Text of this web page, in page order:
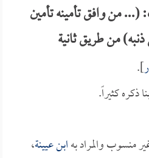
من وافق تأمينه تأمين
من طريق ثانية
].
ذكره كثيراً.
منسوب والمراد بهابن عيينة،